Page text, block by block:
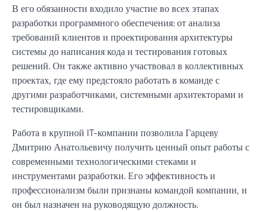
В его обязанности входило участие во всех этапах
разработки программного обеспечения: от анализа
требований клиентов и проектирования архитектуры
системы до написания кода и тестирования готовых
решений. Он также активно участвовал в коллективных
проектах, где ему предстояло работать в команде с
другими разработчиками, системными архитекторами и
тестировщиками.
Работа в крупной IT-компании позволила Гарцеву
Дмитрию Анатольевичу получить ценный опыт работы с
современными технологическими стеками и
инструментами разработки. Его эффективность и
профессионализм были признаны командой компании, и
он был назначен на руководящую должность.